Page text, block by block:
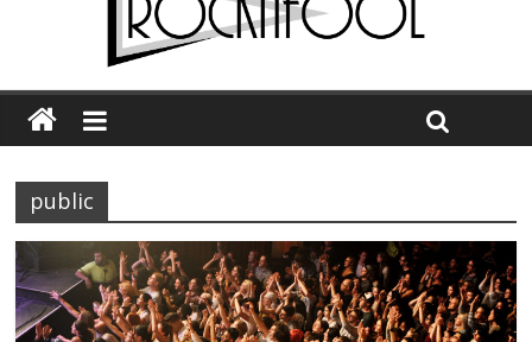
Charlie Puth à l’Olympia : la leçon de pop du Professeur Puth
public